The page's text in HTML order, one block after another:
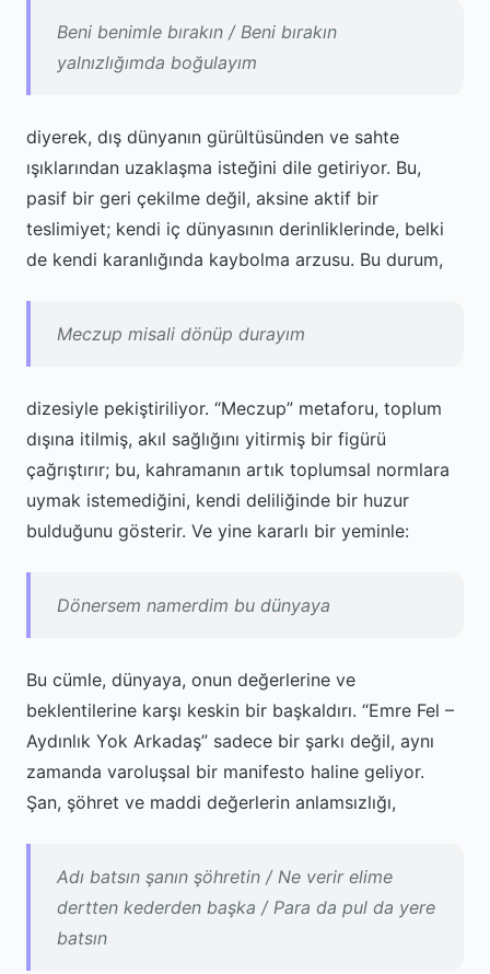
Beni benimle bırakın / Beni bırakın
yalnızlığımda boğulayım
diyerek, dış dünyanın gürültüsünden ve sahte
ışıklarından uzaklaşma isteğini dile getiriyor. Bu,
pasif bir geri çekilme değil, aksine aktif bir
teslimiyet; kendi iç dünyasının derinliklerinde, belki
de kendi karanlığında kaybolma arzusu. Bu durum,
Meczup misali dönüp durayım
dizesiyle pekiştiriliyor. “Meczup” metaforu, toplum
dışına itilmiş, akıl sağlığını yitirmiş bir figürü
çağrıştırır; bu, kahramanın artık toplumsal normlara
uymak istemediğini, kendi deliliğinde bir huzur
bulduğunu gösterir. Ve yine kararlı bir yeminle:
Dönersem namerdim bu dünyaya
Bu cümle, dünyaya, onun değerlerine ve
beklentilerine karşı keskin bir başkaldırı. “Emre Fel –
Aydınlık Yok Arkadaş” sadece bir şarkı değil, aynı
zamanda varoluşsal bir manifesto haline geliyor.
Şan, şöhret ve maddi değerlerin anlamsızlığı,
Adı batsın şanın şöhretin / Ne verir elime
dertten kederden başka / Para da pul da yere
batsın